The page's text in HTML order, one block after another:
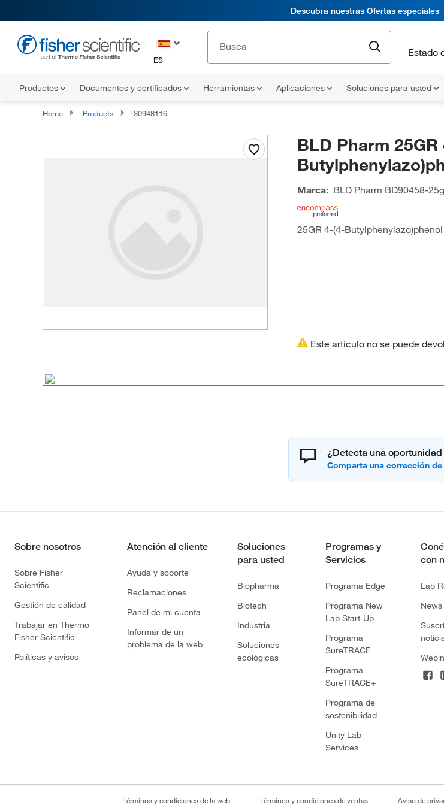
Descubra nuestras Ofertas especiales
ES
Estado
Productos Documentos y certificados Herramientas Aplicaciones Soluciones para usted
Home Products 30948116
BLD Pharm 25GR
Marca: BLD Pharm BD90458-25g
25GR 4-(4-Butylphenylazo)phenol
Este artículo no se puede
¿Detecta una
Sobre nosotros
Sobre Fisher
Scientific
Gestión de calidad
Trabajar en Thermo
Fisher Scientific
Políticas y avisos
Atención al cliente
Ayuda y soporte
Reclamaciones
Panel de mi cuenta
Informar de un
problema de la web
Soluciones
para usted
Biopharma
Biotech
Industria
Soluciones
ecológicas
Programas y
Servicios
Programa Edge
Programa New
Lab Start-Up
Programa
SureTRACE
Programa
SureTRACE+
Programa de
sostenibilidad
Unity Lab
Services
con
Lab
Términos y condiciones de la web Términos y condiciones de ventas Aviso de